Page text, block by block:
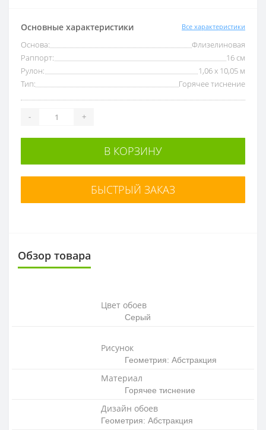
Основные характеристики Все характеристики
Основа:
Флизелиновая
Раппорт:
16 см
Рулон:
1,06 x 10,05 м
Тип:
Горячее тиснение
- +
В КОРЗИНУ
БЫСТРЫЙ ЗАКАЗ
Обзор товара
Цвет обоев
Серый
Рисунок
Геометрия: Абстракция
Материал
Горячее тиснение
Дизайн обоев
Геометрия: Абстракция